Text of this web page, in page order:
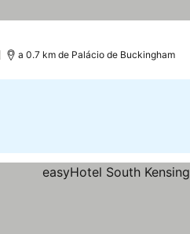
a 0.7 km de Palácio de Buckingham